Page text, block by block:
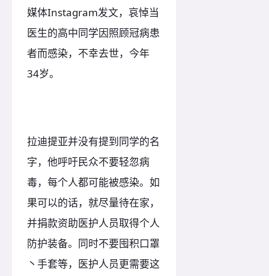
媒体Instagram发文，哀悼当
医生的高中同学因照顾冠病患
者而感染，不幸去世，今年
34岁。
拉迪提亚并没有提到同学的名
字，他呼吁民众不要轻忽病
毒，每个人都可能被感染。如
果可以的话，就尽量待在家，
并捐款资助医护人员取得个人
防护装备。同时不要囤积口罩
丶手套等，医护人员更需要这